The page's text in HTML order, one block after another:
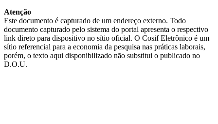
Atenção
Este documento é capturado de um endereço externo. Todo
documento capturado pelo sistema do portal apresenta o respectivo
link direto para dispositivo no sítio oficial. O Cosif Eletrônico é um
sítio referencial para a economia da pesquisa nas práticas laborais,
porém, o texto aqui disponibilizado não substitui o publicado no
D.O.U.